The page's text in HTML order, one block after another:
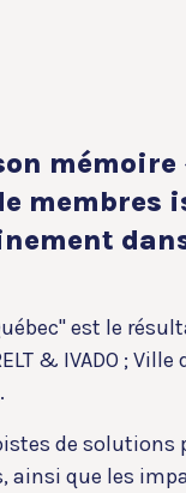
membres
est le
& IVADO ;
de
ainsi que les